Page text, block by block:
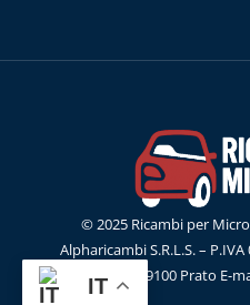
© 2025 Ricambi per
Alpharicambi S.R.L.S. –
G.Ferraris, 55 59100 Prato E-
IT